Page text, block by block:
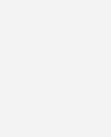
der größten